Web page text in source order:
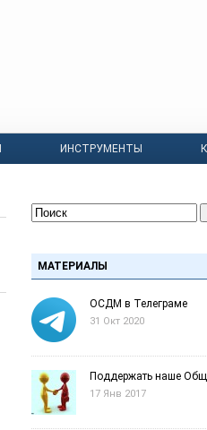
ИНСТРУМЕНТЫ
МАТЕРИАЛЫ
ОСДМ в Телеграме
31 Окт 2020
Поддержать наше
17 Янв 2017